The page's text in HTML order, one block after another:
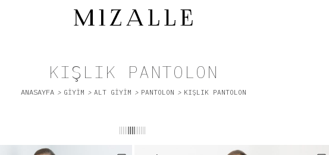
KIŞLIK PANTOLON
ANASAYFA > GIYIM > ALT GİYİM > PANTOLON > KIŞLIK PANTOLON
|||||||||||||||